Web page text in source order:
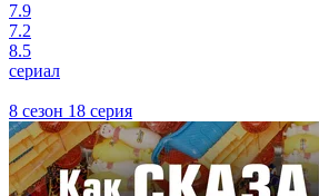
7.9
7.2
8.5
сериал
8 сезон 18 серия